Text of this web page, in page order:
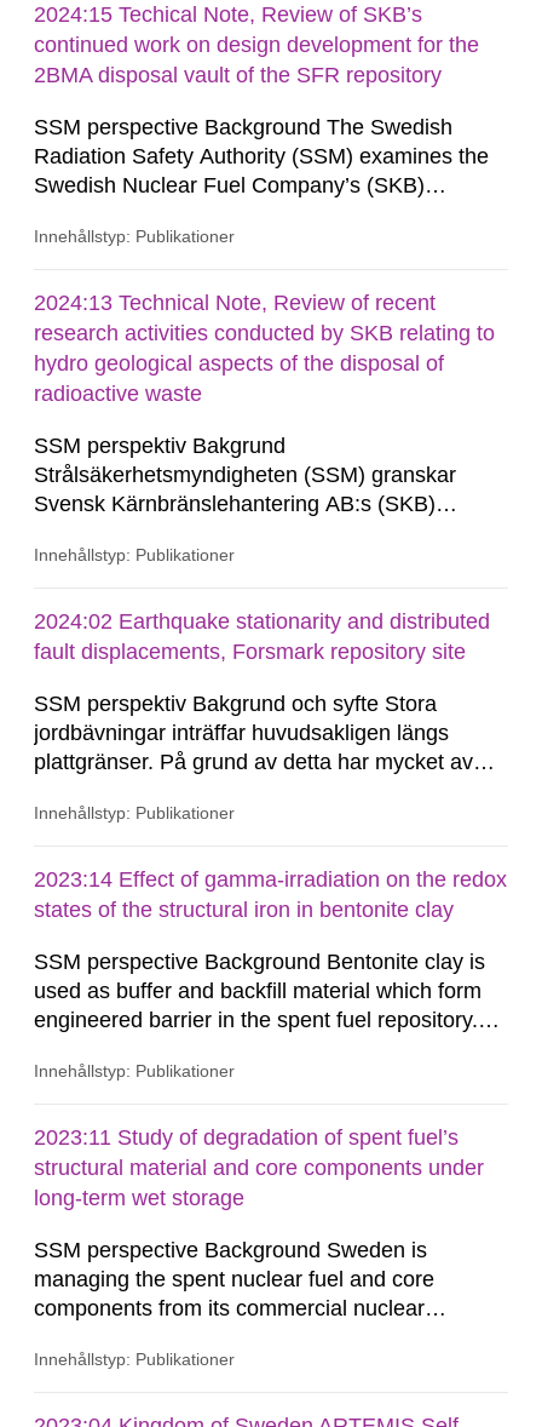
finansieringssystem som grundas på en avgift
per levererad kilowattimme till den s.k.
Kärnavfallsfonden. I tillägg...
2024:15 Techical Note, Review of SKB’s
continued work on design development for the
2BMA disposal vault of the SFR repository
SSM perspective Background The Swedish
Radiation Safety Authority (SSM) examines the
Swedish Nuclear Fuel Company’s (SKB)
process according to the government’s licence
(SFS 1984:3) for the construction and operation
of geological disposal facilities. As part of the
review, SSM commissions consultants...
Innehållstyp: Publikationer
2024:13 Technical Note, Review of recent
research activities conducted by SKB relating to
hydro geological aspects of the disposal of
radioactive waste
SSM perspektiv Bakgrund
Strålsäkerhetsmyndigheten (SSM) granskar
Svensk Kärnbränslehantering AB:s (SKB)
godkännandeprocess enligt regeringens
kärnteknisk verksamhet avseende uppförande,
innehav och drift av geologiska
Innehållstyp: Publikationer
2024:02 Earthquake stationarity and distributed
fault displacements, Forsmark repository site
SSM perspektiv Bakgrund och syfte Stora
jordbävningar inträffar huvudsakligen längs
plattgränser. På grund av detta har mycket av
Den allmänna bristen på seismicitet i stabila
har försvårat uppskattningar, såväl som
förståelsen,...
Innehållstyp: Publikationer
2023:14 Effect of gamma-irradiation on the redox
states of the structural iron in bentonite clay
SSM perspective Background Bentonite clay is
used as buffer and backfill material which form
engineered barrier in the spent fuel repository.
canister will be exposed to gamma and neutron
years after closure of the repository. The redox
states of the structural iron in montmorillonite,
the dominant...
Innehållstyp: Publikationer
2023:11 Study of degradation of spent fuel’s
structural material and core components under
long-term wet storage
SSM perspective Background Sweden is
managing the spent nuclear fuel and core
components from its commercial nuclear
and core components are initially stored at the
Innehållstyp: Publikationer